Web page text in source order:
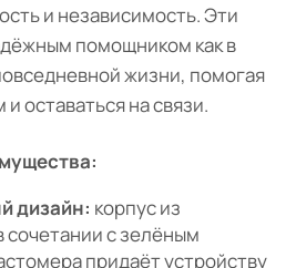
и независимость. Эти
помощником как в
жизни, помогая
оставаться на связи.
дизайн: корпус из
с зелёным
придаёт устройству